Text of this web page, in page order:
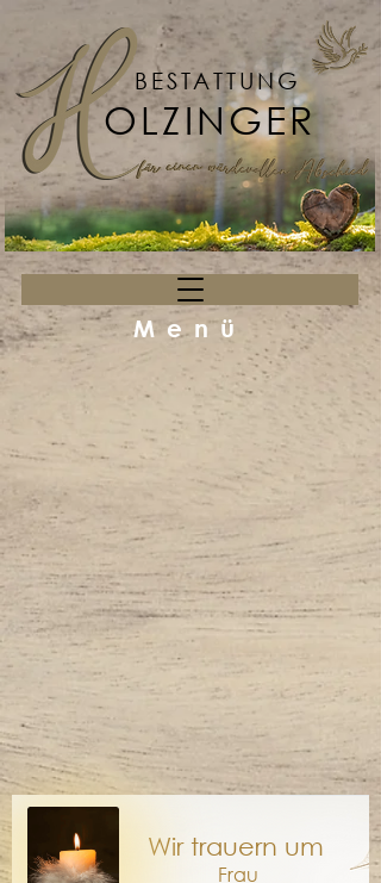
Menü
BESTATTUNG
OLZINGER
Wir trauern um
Frau